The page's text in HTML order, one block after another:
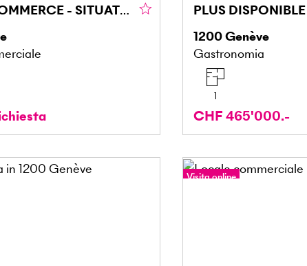
AFFAIRE COMMERCE - SITUATION IDÉALE
1200Genève
Gastronomia
1
CHF 465'000.-
Visita online